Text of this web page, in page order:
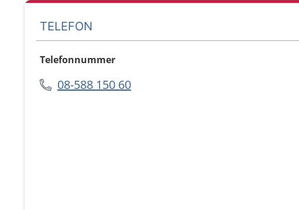
TELEFON
Telefonnummer
08-588 150 60